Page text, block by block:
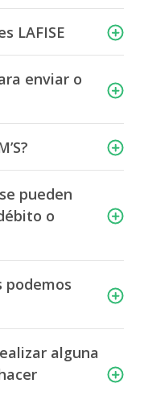
LAFISE
enviar o
pueden
o
podemos
alguna